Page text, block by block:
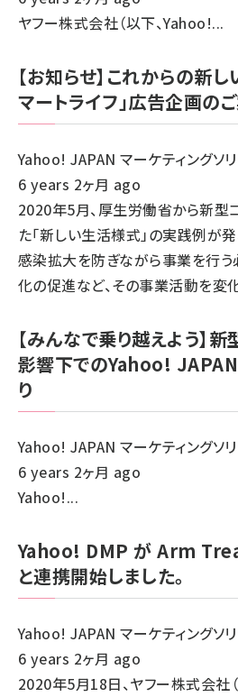
ヤフー株式会社（以下、Yahoo!...
【お知らせ】これからの新し
マートライフ」広告企画の
Yahoo! JAPAN マーケティングソ
6 years 2ヶ月 ago
2020年5月、厚生労働省から新型
た「新しい生活様式」の実践例が
感染拡大を防ぎながら事業を行う
化の促進など、その事業活動を変
【みんなで乗り越えよう】
影響下でのYahoo!
り
Yahoo! JAPAN マーケティングソ
6 years 2ヶ月 ago
Yahoo!...
Yahoo! DMP が Arm
と連携開始しました。
Yahoo! JAPAN マーケティングソ
6 years 2ヶ月 ago
2020年5月18日、ヤフー株式会社